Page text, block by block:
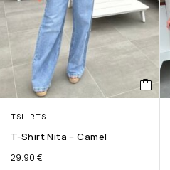
TSHIRTS
T-Shirt Nita – Camel
29.90 €